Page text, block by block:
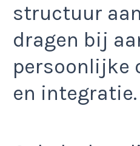
structuur
dragen bij
persoonlijke
en integratie.